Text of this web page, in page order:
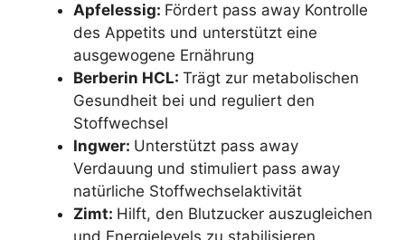
Apfelessig: Fördert pass away Kontrolle
des Appetits und unterstützt eine
ausgewogene Ernährung
Berberin HCL: Trägt zur metabolischen
Gesundheit bei und reguliert den
Stoffwechsel
Ingwer: Unterstützt pass away
Verdauung und stimuliert pass away
natürliche Stoffwechselaktivität
Zimt: Hilft, den Blutzucker auszugleichen
und Energielevels zu stabilisieren